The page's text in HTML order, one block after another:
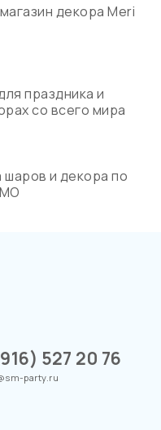
декора Meri
праздника и
со всего мира
шаров и декора по
527 20 76
party.ru